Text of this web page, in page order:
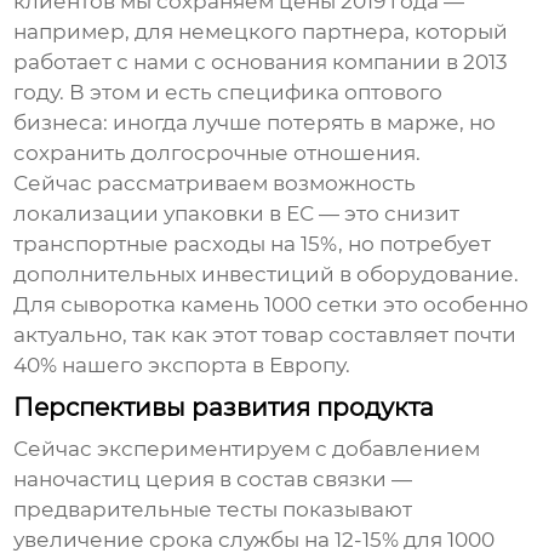
например, для немецкого партнера, который
работает с нами с основания компании в 2013
году. В этом и есть специфика оптового
бизнеса: иногда лучше потерять в марже, но
сохранить долгосрочные отношения.
Сейчас рассматриваем возможность
локализации упаковки в ЕС — это снизит
транспортные расходы на 15%, но потребует
дополнительных инвестиций в оборудование.
Для сыворотка камень 1000 сетки это особенно
актуально, так как этот товар составляет почти
40% нашего экспорта в Европу.
Перспективы развития продукта
Сейчас экспериментируем с добавлением
наночастиц церия в состав связки —
предварительные тесты показывают
увеличение срока службы на 12-15% для1000